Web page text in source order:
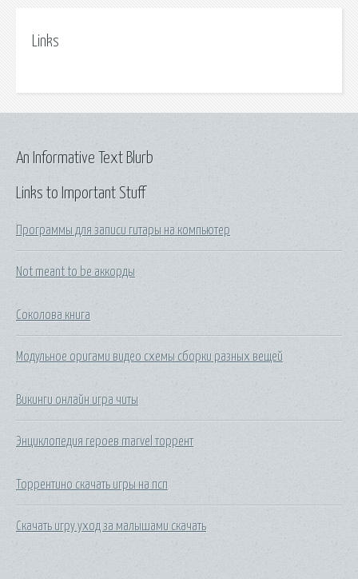
Links
Links to Important Stuff
Программы для записи гитары на компьютер
Not meant to be аккорды
Соколова книга
Модульное оригами видео схемы сборки разных вещей
Викинги онлайн игра читы
Энциклопедия героев marvel торрент
Торрентино скачать игры на псп
Скачать игру уход за малышами скачать
An Informative Text Blurb